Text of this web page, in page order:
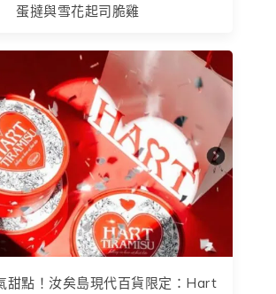
蛋撻與雪花起司脆雞
甜點！汝矣島現代百貨限定：Hart